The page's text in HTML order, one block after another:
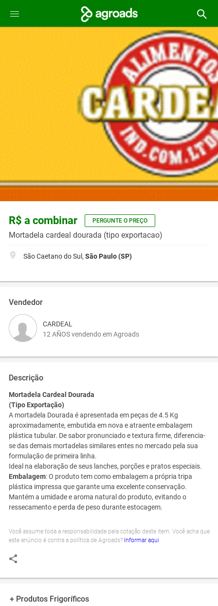
R$ a combinar PERGUNTE O PREÇO
Mortadela cardeal dourada (tipo exportacao)
São Caetano do Sul, São Paulo (SP)
Vendedor
CARDEAL
12 AÑOS vendendo em Agroads
Descrição
Mortadela Cardeal Dourada
(Tipo Exportação)
A mortadela Dourada é apresentada em peças de 4.5 Kg
aproximadamente, embutida em nova e atraente embalagem
plástica tubular. De sabor pronunciado e textura firme, diferencia-
se das demais mortadelas similares entes no mercado pela sua
formulação de primeira linha.
Ideal na elaboração de seus lanches, porções e pratos especiais.
Embalagem: O produto tem como embalagem a própria tripa
plástica impressa que garante uma excelente conservação.
Mantém a umidade e aroma natural do produto, evitando o
ressecamento e perda de peso durante estocagem.
Você assume toda a responsabilidade pela cotação deste item. Você acha que
este anúncio é contra a política de Agroads? Informar aqui
+ Produtos Frigoríficos